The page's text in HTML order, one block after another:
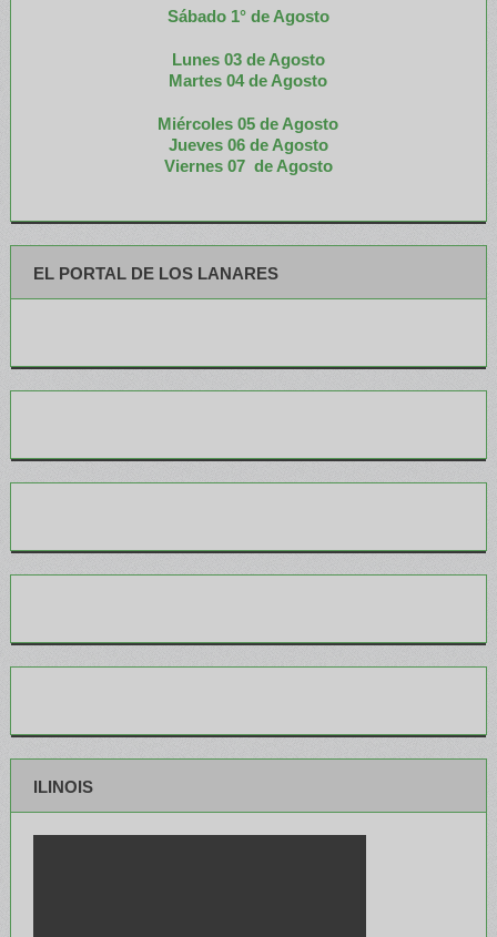
Sábado 1° de Agosto
Lunes 03 de Agosto
Martes 04 de Agosto
Miércoles 05 de Agosto
Jueves 06 de Agosto
Viernes 07 de Agosto
EL PORTAL DE LOS LANARES
ILINOIS